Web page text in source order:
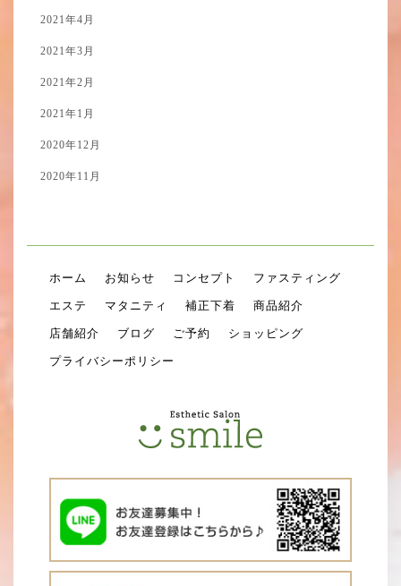
2021年4月
2021年3月
2021年2月
2021年1月
2020年12月
2020年11月
ホーム お知らせ コンセプト ファスティング
エステ マタニティ 補正下着 商品紹介
店舗紹介 ブログ ご予約 ショッピング
プライバシーポリシー